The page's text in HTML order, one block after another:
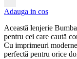
Adauga in cos
Această lenjerie
pentru cei care caută
Cu imprimeuri
perfectă pentru orice